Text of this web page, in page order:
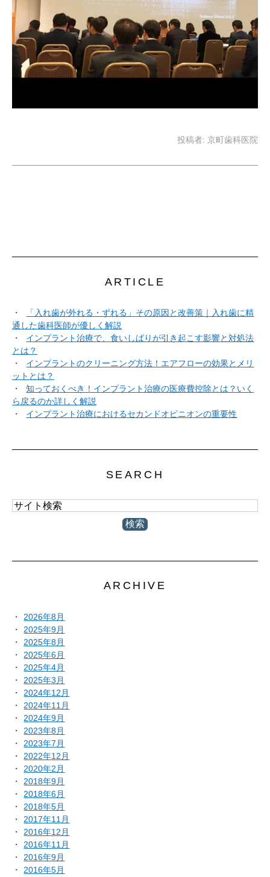
投稿者: 京町歯科医院
ARTICLE
「入れ歯が外れる・ずれる」その原因と改善策｜入れ歯に精
通した歯科医師が優しく解説
インプラント治療で、食いしばりが引き起こす影響と対処法
とは？
インプラントのクリーニング方法！エアフローの効果とメリ
ットとは？
知っておくべき！インプラント治療の医療費控除とは？いく
ら戻るのか詳しく解説
インプラント治療におけるセカンドオピニオンの重要性
SEARCH
ARCHIVE
2026年8月
2025年9月
2025年8月
2025年6月
2025年4月
2025年3月
2024年12月
2024年11月
2024年9月
2023年8月
2023年7月
2022年12月
2020年2月
2018年9月
2018年6月
2018年5月
2017年11月
2016年12月
2016年11月
2016年9月
2016年5月